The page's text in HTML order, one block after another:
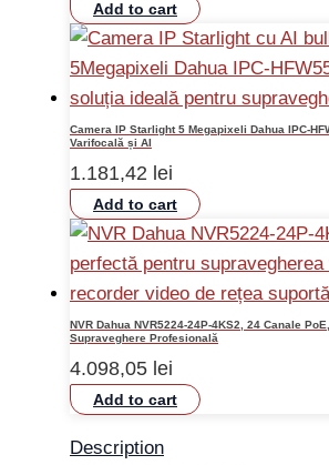
Add to cart
Camera IP Starlight 5 Megapixeli Dahua IPC-
Varifocală și AI
1.181,42 lei
Add to cart
NVR Dahua NVR5224-24P-4KS2, 24 Canale
Supraveghere Profesională
4.098,05 lei
Add to cart
Description